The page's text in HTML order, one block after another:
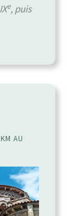
e, puis
AU